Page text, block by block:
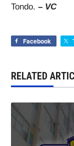
Tondo. – VC
Facebook
RELATED